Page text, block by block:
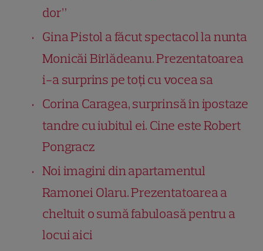
dor”
Gina Pistol a făcut spectacol la nunta
Monicăi Bîrlădeanu. Prezentatoarea
i-a surprins pe toți cu vocea sa
Corina Caragea, surprinsă în ipostaze
tandre cu iubitul ei. Cine este Robert
Pongracz
Noi imagini din apartamentul
Ramonei Olaru. Prezentatoarea a
cheltuit o sumă fabuloasă pentru a
locui aici